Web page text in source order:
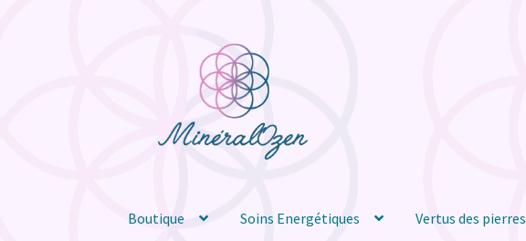
Boutique Soins Energétiques Vertus des pierres